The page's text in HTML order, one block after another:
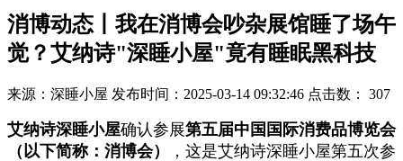
消博动态丨我在消博会吵杂展馆睡了场午
觉？艾纳诗"深睡小屋"竟有睡眠黑科技
来源：深睡小屋 发布时间：2025-03-14 09:32:46 点击数： 307
艾纳诗深睡小屋确认参展第五届中国国际消费品博览会
（以下简称：消博会）
，这是艾纳诗深睡小屋第五次参